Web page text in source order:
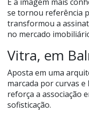
se tornou referência
transformou a
no mercado
Vitra, em
Aposta em uma
marcada por curvas
reforça a associação
sofisticação.